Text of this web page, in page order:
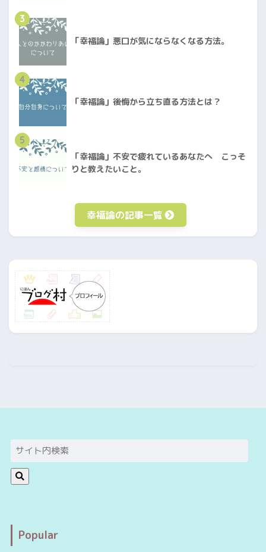
3
「幸福論」悪口が気にならなくなる方法。
4
「幸福論」後悔から立ち直る方法とは？
5
「幸福論」不安で疲れているあなたへ こっそ
りと教えたいこと。
幸福論の記事一覧
Popular